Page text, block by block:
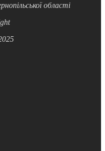
області